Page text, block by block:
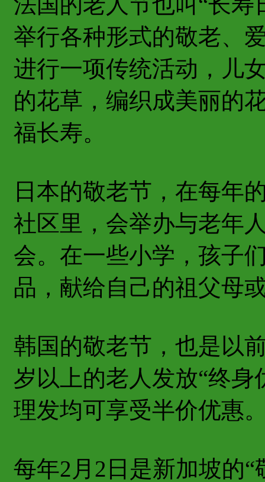
举行各种形式的敬老、
进行一项传统活动，儿
的花草，编织成美丽的
福长寿。
日本的敬老节，在每年
社区里，会举办与老年
会。在一些小学，孩子
品，献给自己的祖父母
韩国的敬老节，也是以
岁以上的老人发放“终
理发均可享受半价优惠
每年2月2日是新加坡的